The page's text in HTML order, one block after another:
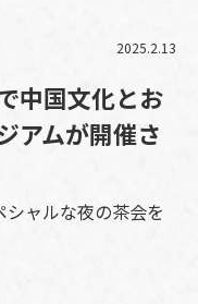
2025.2.13
中国文化とお
アムが開催さ
シャルな夜の茶会を